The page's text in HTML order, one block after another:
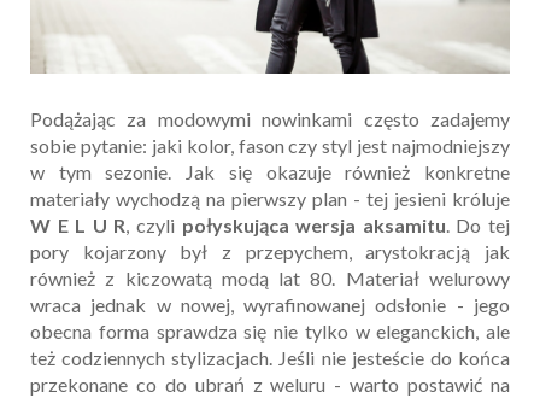
Podążając za modowymi nowinkami często zadajemy
sobie pytanie: jaki kolor, fason czy styl jest najmodniejszy
w tym sezonie. Jak się okazuje również konkretne
materiały wychodzą na pierwszy plan - tej jesieni króluje
W E L U R, czyli połyskująca wersja aksamitu. Do tej
pory kojarzony był z przepychem, arystokracją
jak
również z kiczowatą modą lat 80. Materiał welurowy
wraca jednak w nowej, wyrafinowanej odsłonie - jego
obecna forma sprawdza się nie tylko w eleganckich, ale
też codziennych stylizacjach. Jeśli nie jesteście do końca
przekonane co do ubrań z weluru - warto postawić na